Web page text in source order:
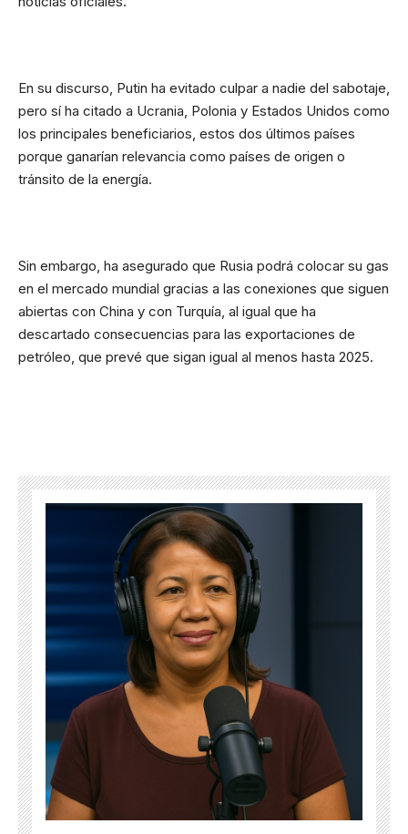
En su discurso, Putin ha evitado culpar a nadie del sabotaje,
pero sí ha citado a Ucrania, Polonia y Estados Unidos como
los principales beneficiarios, estos dos últimos países
porque ganarían relevancia como países de origen o
tránsito de la energía.
Sin embargo, ha asegurado que Rusia podrá colocar su gas
en el mercado mundial gracias a las conexiones que siguen
abiertas con China y con Turquía, al igual que ha
descartado consecuencias para las exportaciones de
petróleo, que prevé que sigan igual al menos hasta 2025.